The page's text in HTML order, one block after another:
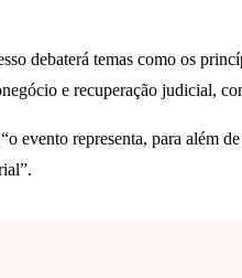
debaterá temas como os
e recuperação judicial,
evento representa, para além